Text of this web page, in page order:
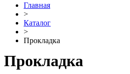
Главная
>
Каталог
>
Прокладка
Прокладка